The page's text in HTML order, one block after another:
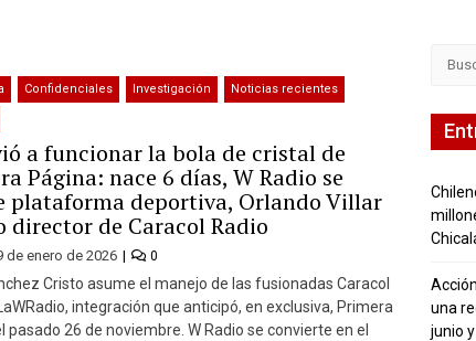
Confidenciales Investigación Noticias recientes
a funcionar la bola de cristal de
Página: nace 6 días, W Radio se
plataforma deportiva, Orlando Villar
director de Caracol Radio
de enero de 2026 0
Cristo asume el manejo de las fusionadas Caracol
integración que anticipó, en exclusiva, Primera
pasado 26 de noviembre. W Radio se convierte en el
una
junio